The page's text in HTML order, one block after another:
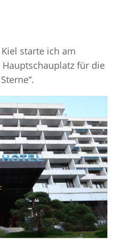
starte ich am
für die